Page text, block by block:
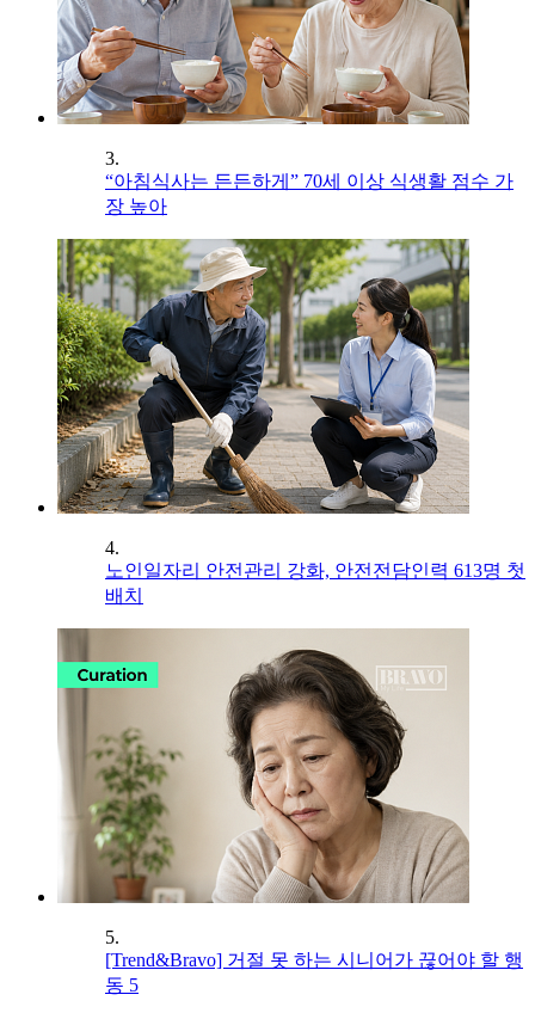
3.
“아침식사는 든든하게” 70세 이상 식생활 점수 가
장 높아
4.
노인일자리 안전관리 강화, 안전전담인력 613명 첫
배치
5.
[Trend&Bravo] 거절 못 하는 시니어가 끊어야 할 행
동 5